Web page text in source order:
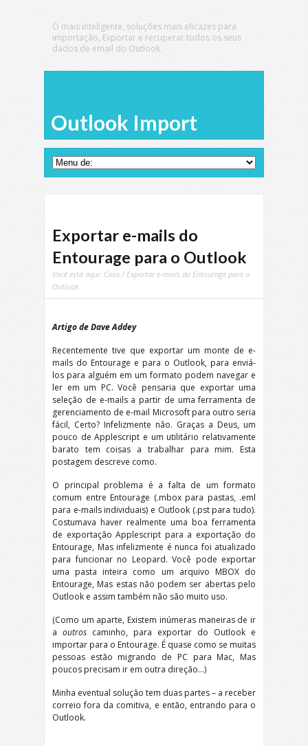
O mais inteligente, soluções mais eficazes para
importação, Exportar e recuperar todos os seus
dados de email do Outlook.
Outlook Import
Exportar e-mails do
Entourage para o Outlook
Você está aqui: Casa / Exportar e-mails do Entourage para o
Outlook
Artigo de Dave Addey
Recentemente tive que exportar um monte de e-
mails do Entourage e para o Outlook, para enviá-
los para alguém em um formato podem navegar e
ler em um PC. Você pensaria que exportar uma
seleção de e-mails a partir de uma ferramenta de
gerenciamento de e-mail Microsoft para outro seria
fácil, Certo? Infelizmente não. Graças a Deus, um
pouco de Applescript e um utilitário relativamente
barato tem coisas a trabalhar para mim. Esta
postagem descreve como.
O principal problema é a falta de um formato
comum entre Entourage (.mbox para pastas, .eml
para e-mails individuais) e Outlook (.pst para tudo).
Costumava haver realmente uma boa ferramenta
de exportação Applescript para a exportação do
Entourage, Mas infelizmente é nunca foi atualizado
para funcionar no Leopard. Você pode exportar
uma pasta inteira como um arquivo MBOX do
Entourage, Mas estas não podem ser abertas pelo
Outlook e assim também não são muito uso.
(Como um aparte, Existem inúmeras maneiras de ir
a outros caminho, para exportar do Outlook e
importar para o Entourage. É quase como se muitas
pessoas estão migrando de PC para Mac, Mas
poucos precisam ir em outra direção...)
Minha eventual solução tem duas partes – a receber
correio fora da comitiva, e então, entrando para o
Outlook.